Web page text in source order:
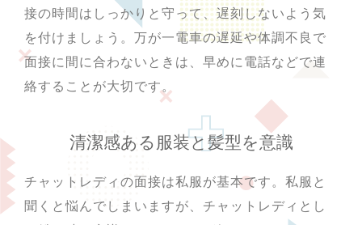
接の時間はしっかりと守って、遅刻しないよう気
を付けましょう。万が一電車の遅延や体調不良で
面接に間に合わないときは、早めに電話などで連
絡することが大切です。
清潔感ある服装と髪型を意識
チャットレディの面接は私服が基本です。私服と
聞くと悩んでしまいますが、チャットレディとし